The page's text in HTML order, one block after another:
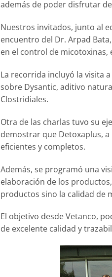
además de poder disfrutar
Nuestros invitados, junto al
encuentro del Dr. Arpad
en el control de
La recorrida incluyó la visita
sobre Dysantic, aditivo
Clostridiales.
Otra de las charlas tuvo su
demostrar que Detoxaplus,
eficientes y completos.
Además, se programó una
elaboración de los
productos sino la calidad de
El objetivo desde Vetanco,
de excelente calidad y